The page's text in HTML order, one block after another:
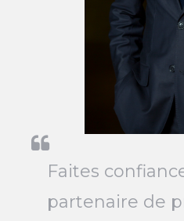
Faites
partenaire de